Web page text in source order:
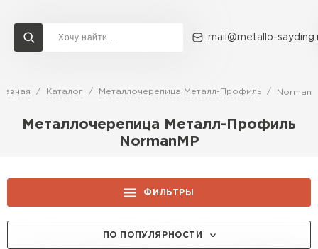
mail@metallo-
Каталог Металлочерепица Металл-Профиль
Металлочерепица Металл-Профиль
NormanMP
ФИЛЬТРЫ
ПО ПОПУЛЯРНОСТИ
Доставка и оплата Акции О компании Контакты